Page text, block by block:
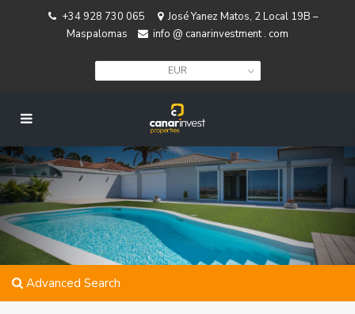
+34 928 730 065
José Yanez Matos, 2 Local 19B –
Maspalomas
info @ canarinvestment . com
EUR
Advanced Search